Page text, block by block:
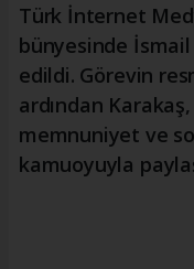
Türk İnternet
bünyesinde
edildi. Görevin
ardından
memnuniyet ve
kamuoyuyla